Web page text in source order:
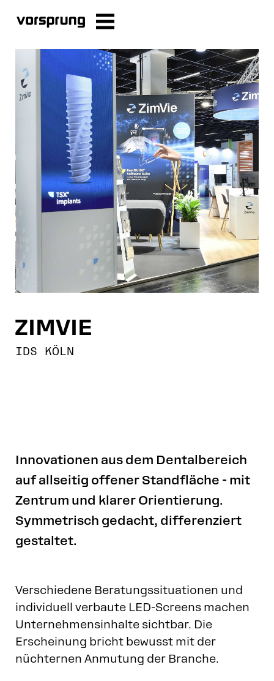
ZIMVIE
IDS KÖLN
Innovationen aus dem Dentalbereich
auf allseitig offener Standfläche - mit
Zentrum und klarer Orientierung.
Symmetrisch gedacht, differenziert
gestaltet.
Verschiedene Beratungssituationen und
individuell verbaute LED-Screens machen
Unternehmensinhalte sichtbar. Die
Erscheinung bricht bewusst mit der
nüchternen Anmutung der Branche.